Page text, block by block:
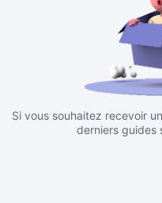
Si vous souhaitez recevoir
derniers guides